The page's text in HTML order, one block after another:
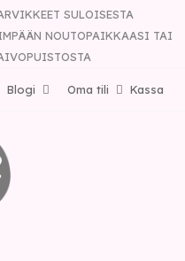
SULOISESTA
NOUTOPAIKKAASI TAI
Kassa
Oma tili
Blogi